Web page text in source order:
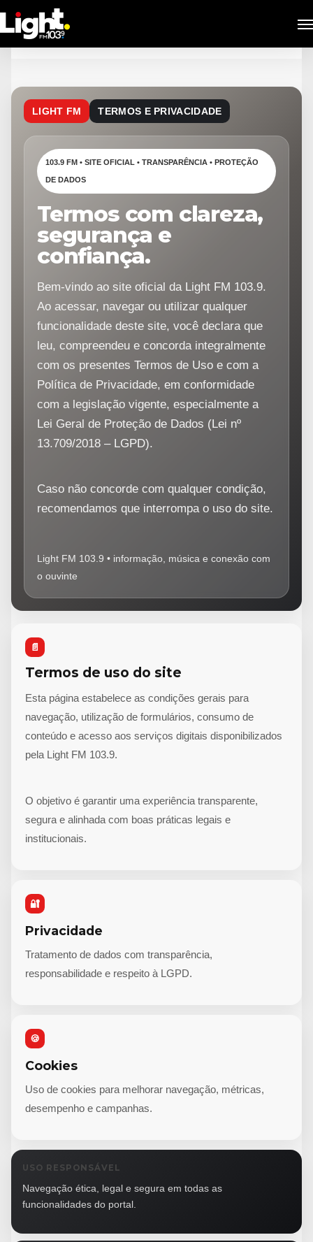
Skip
to
LIGHT FM TERMOS E PRIVACIDADE
103.9 FM • SITE OFICIAL • TRANSPARÊNCIA • PROTEÇÃO
DE DADOS
Termos com clareza,
segurança e
confiança.
Bem-vindo ao site oficial da Light FM 103.9.
Ao acessar, navegar ou utilizar qualquer
funcionalidade deste site, você declara que
leu, compreendeu e concorda integralmente
com os presentes Termos de Uso e com a
Política de Privacidade, em conformidade
com a legislação vigente, especialmente a
Lei Geral de Proteção de Dados (Lei nº
13.709/2018 – LGPD).
Caso não concorde com qualquer condição,
recomendamos que interrompa o uso do site.
Light FM 103.9 • informação, música e conexão com
o ouvinte
📄
Termos de uso do site
Esta página estabelece as condições gerais para
navegação, utilização de formulários, consumo de
conteúdo e acesso aos serviços digitais disponibilizados
pela Light FM 103.9.
O objetivo é garantir uma experiência transparente,
segura e alinhada com boas práticas legais e
institucionais.
🔐
Privacidade
Tratamento de dados com transparência,
responsabilidade e respeito à LGPD.
🍪
Cookies
Uso de cookies para melhorar navegação, métricas,
desempenho e campanhas.
USO RESPONSÁVEL
Navegação ética, legal e segura em todas as
funcionalidades do portal.